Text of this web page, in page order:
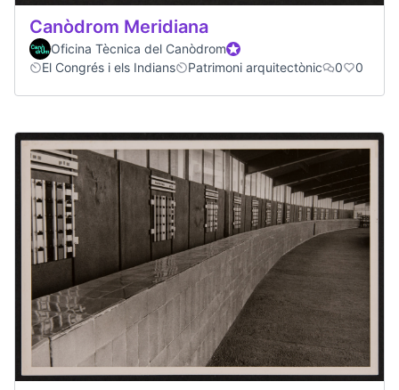
Canòdrom Meridiana
Oficina Tècnica del CanòdromOfficial participant
El Congrés i els Indians
Patrimoni arquitectònic 0 0